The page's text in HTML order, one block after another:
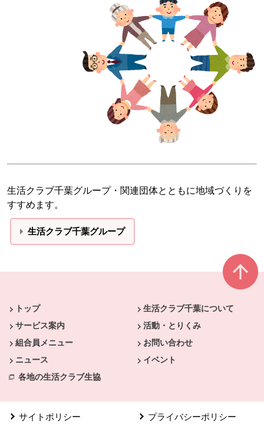
生活クラブ千葉グループ・関連団体とともに地域づくりを
すすめます。
生活クラブ千葉グループ
トップ
生活クラブ千葉について
サービス案内
活動・とりくみ
組合員メニュー
お問い合わせ
ニュース
イベント
各地の生活クラブ生協
サイトポリシー プライバシーポリシー